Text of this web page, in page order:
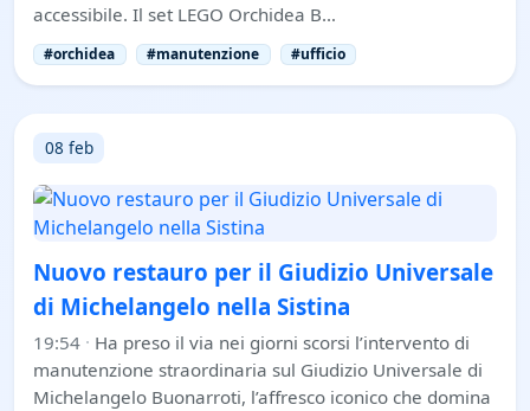
accessibile. Il set LEGO Orchidea B…
#orchidea #manutenzione #ufficio
08 feb
Nuovo restauro per il Giudizio Universale
di Michelangelo nella Sistina
19:54 · Ha preso il via nei giorni scorsi l’intervento di
manutenzione straordinaria sul Giudizio Universale di
Michelangelo Buonarroti, l’affresco iconico che domina